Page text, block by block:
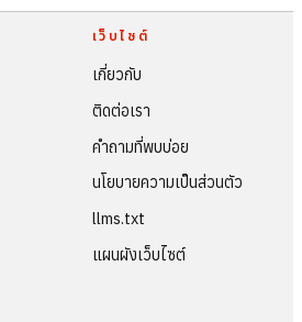
เว็บไซต์
เกี่ยวกับ
ติดต่อเรา
คำถามที่พบบ่อย
นโยบายความเป็นส่วนตัว
llms.txt
แผนผังเว็บไซต์